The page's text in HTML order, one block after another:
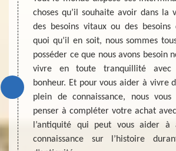
de
de
ne
des
pour
vous
pro
choses qu’il souhaite avoir dans la
des besoins vitaux ou des
quoi qu’il en soit, nous sommes
posséder ce que nous avons besoin
vivre en toute tranquillité avec
bonheur. Et pour vous aider à vivre
plein de connaissance, nous vous
penser à compléter votre achat
l’antiquité qui peut vous aider à
connaissance sur l’histoire